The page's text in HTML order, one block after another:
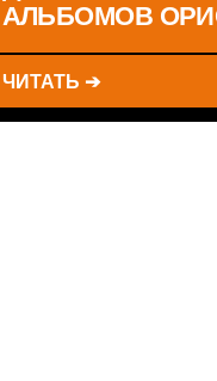
АЛЬБОМОВ
ЧИТАТЬ ➔